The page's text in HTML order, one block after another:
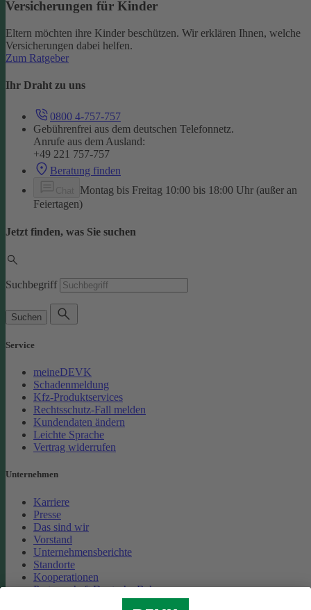
Versicherungen für Kinder
Eltern möchten ihre Kinder beschützen. Wir erklären Ihnen, welche
Versicherungen dabei helfen.
Zum Ratgeber
Ihr Draht zu uns
0800 4-757-757
Gebührenfrei aus dem deutschen Telefonnetz.
Anrufe aus dem Ausland:
+49 221 757-757
Beratung finden
Montag bis Freitag 10:00 bis 18:00 Uhr (außer an
Feiertagen)
Jetzt finden, was Sie suchen
Suchbegriff
Suchen
Service
meineDEVK
Schadenmeldung
Kfz-Produktservices
Rechtsschutz-Fall melden
Kundendaten ändern
Leichte Sprache
Vertrag widerrufen
Unternehmen
Karriere
Presse
Das sind wir
Vorstand
Unternehmensberichte
Standorte
Kooperationen
Partnerschaft Deutsche Bahn